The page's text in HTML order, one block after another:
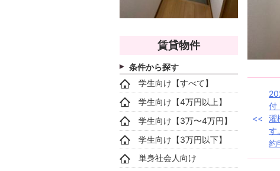
稿
ビ
付
濯
す
約
賃貸物件
条件から探す
学生向け【すべて】
学生向け【4万円以上】
学生向け【3万〜4万円】
学生向け【3万円以下】
単身社会人向け